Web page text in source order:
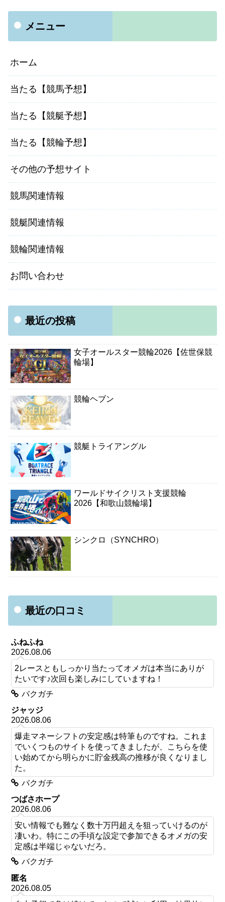
メニュー
ホーム
当たる【競馬予想】
当たる【競艇予想】
当たる【競輪予想】
その他の予想サイト
競馬関連情報
競艇関連情報
競輪関連情報
お問い合わせ
最近の投稿
女子オールスター競輪2026【佐世保競
輪場】
競輪ヘブン
競艇トライアングル
ワールドサイクリスト支援競輪
2026【和歌山競輪場】
シンクロ（SYNCHRO）
最近の口コミ
ふねふね
2026.08.06
2レースともしっかり当たってオメガは本当にありが
たいです♪次回も楽しみにしていますね！
バクガチ
ジャッジ
2026.08.06
爆走マネーシフトの安定感は特筆ものですね。これま
でいくつものサイトを使ってきましたが、こちらを使
い始めてから明らかに貯金残高の推移が良くなりまし
た。
バクガチ
つばさホープ
2026.08.06
安い情報でも難なく数十万円超えを狙っていけるのが
凄いわ。特にこの手頃な設定で参加できるオメガの安
定感は半端じゃないだろ。
バクガチ
匿名
2026.08.05